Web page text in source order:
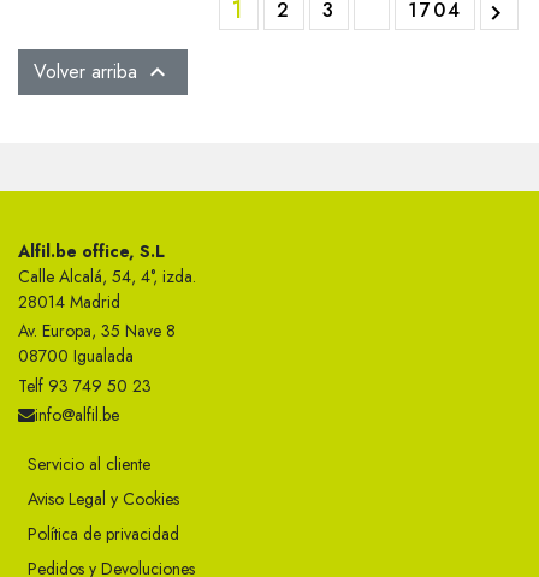
1 2 3 1704 
Volver arriba 
Alfil.be office, S.L
Calle Alcalá, 54, 4°, izda.
28014 Madrid
Av. Europa, 35 Nave 8
08700 Igualada
Telf 93 749 50 23
info@alfil.be
Servicio al cliente
Aviso Legal y Cookies
Política de privacidad
Pedidos y Devoluciones